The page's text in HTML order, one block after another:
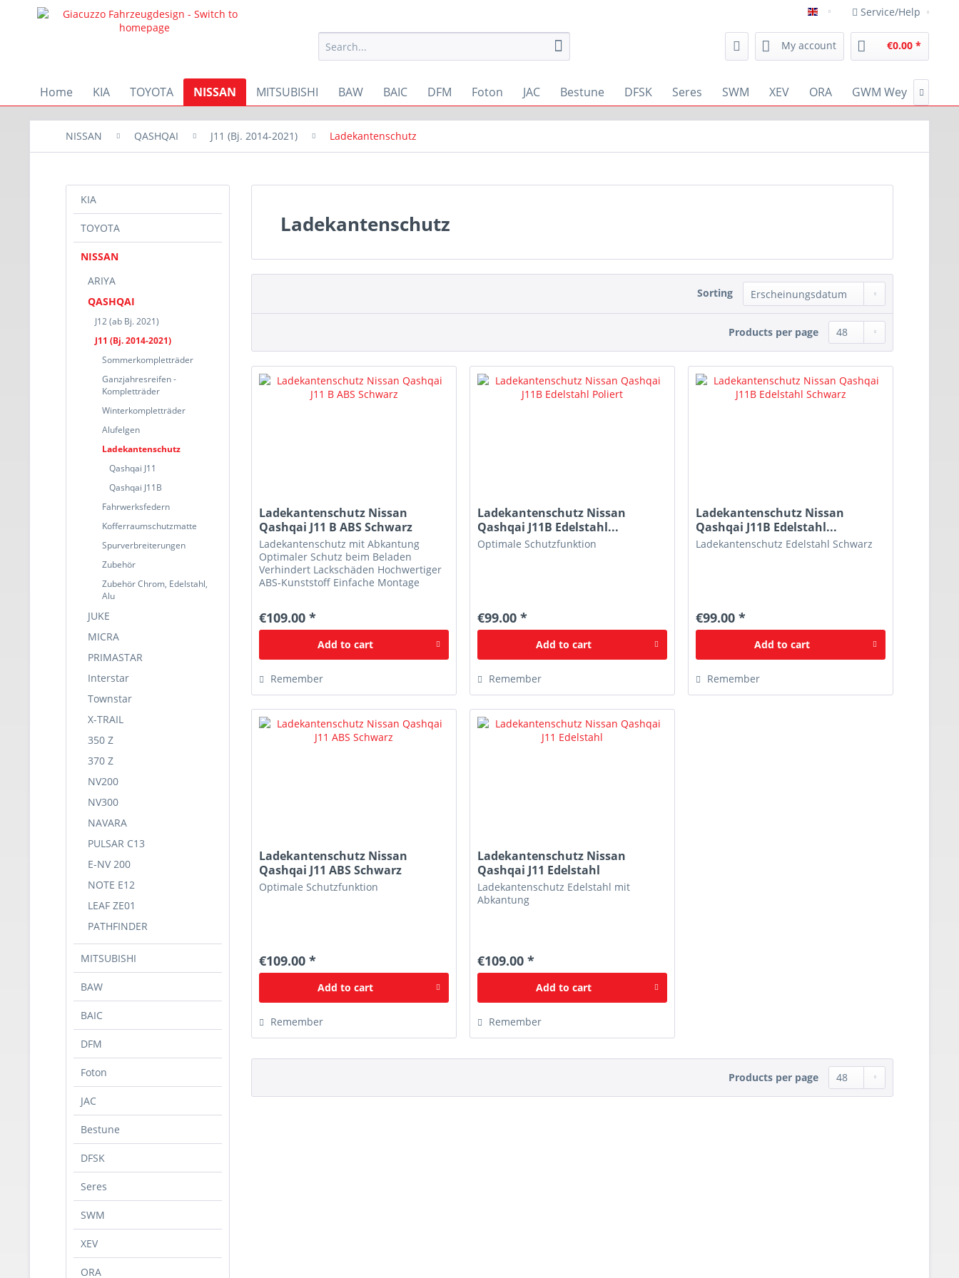
english Service/Help
My account €0.00 *
Home KIA TOYOTA NISSAN MITSUBISHI BAW BAIC DFM Foton JAC Bestune DFSK Seres SWM XEV ORA GWM Wey 
NISSAN QASHQAI J11 (Bj. 2014-2021) Ladekantenschutz
KIA
TOYOTA
NISSAN
ARIYA
QASHQAI
J12 (ab Bj. 2021)
J11 (Bj. 2014-2021)
Sommerkompletträder
Ganzjahresreifen -
Kompletträder
Winterkompletträder
Alufelgen
Ladekantenschutz
Qashqai J11
Qashqai J11B
Fahrwerksfedern
Kofferraumschutzmatte
Spurverbreiterungen
Zubehör
Zubehör Chrom, Edelstahl,
Alu
JUKE
MICRA
PRIMASTAR
Interstar
Townstar
X-TRAIL
350 Z
370 Z
NV200
NV300
NAVARA
PULSAR C13
E-NV 200
NOTE E12
LEAF ZE01
PATHFINDER
MITSUBISHI
BAW
BAIC
DFM
Foton
JAC
Bestune
DFSK
Seres
SWM
XEV
ORA
Ladekantenschutz
Sorting
Products per page
Ladekantenschutz Nissan
Qashqai J11 B ABS Schwarz
Ladekantenschutz mit Abkantung
Optimaler Schutz beim Beladen
Verhindert Lackschäden Hochwertiger
ABS-Kunststoff Einfache Montage
€109.00 *
Add to cart
Remember
Ladekantenschutz Nissan
Qashqai J11B Edelstahl...
Optimale Schutzfunktion
€99.00 *
Add to cart
Remember
Ladekantenschutz Nissan
Qashqai J11B Edelstahl...
Ladekantenschutz Edelstahl Schwarz
€99.00 *
Add to cart
Remember
Ladekantenschutz Nissan
Qashqai J11 ABS Schwarz
Optimale Schutzfunktion
€109.00 *
Add to cart
Remember
Ladekantenschutz Nissan
Qashqai J11 Edelstahl
Ladekantenschutz Edelstahl mit
Abkantung
€109.00 *
Add to cart
Remember
Products per page